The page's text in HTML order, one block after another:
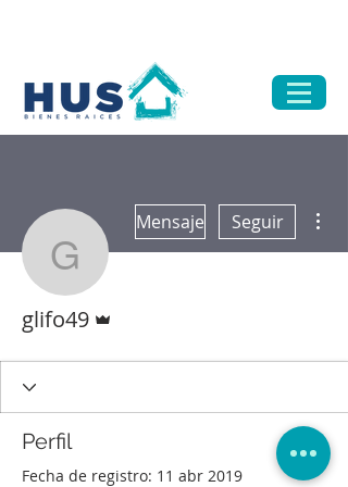
glifo49
Mensaje Seguir
glifo49
Perfil
Fecha de registro: 11 abr 2019